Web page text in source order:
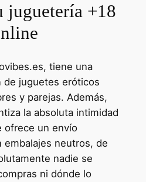
juguetería +18
tiene una
de juguetes eróticos
y parejas. Además,
la absoluta intimidad
ofrece un envío
neutros, de
nadie se
ni dónde lo